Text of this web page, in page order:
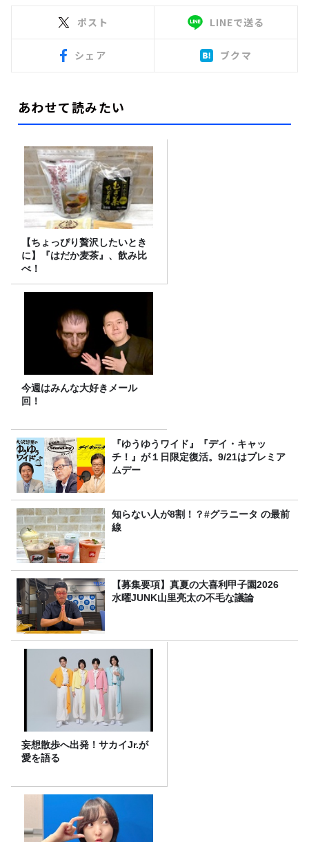
ポスト LINEで送る
シェア ブクマ
あわせて読みたい
【ちょっぴり贅沢したいとき
に】『はだか麦茶』、飲み比
べ！
今週はみんな大好きメール
回！
『ゆうゆうワイド』『デイ・キャッ
チ！』が１日限定復活。9/21はプレミア
ムデー
知らない人が8割！？#グラニータ の最前
線
【募集要項】真夏の大喜利甲子園2026
水曜JUNK山里亮太の不毛な議論
妄想散歩へ出発！サカイJr.が
愛を語る